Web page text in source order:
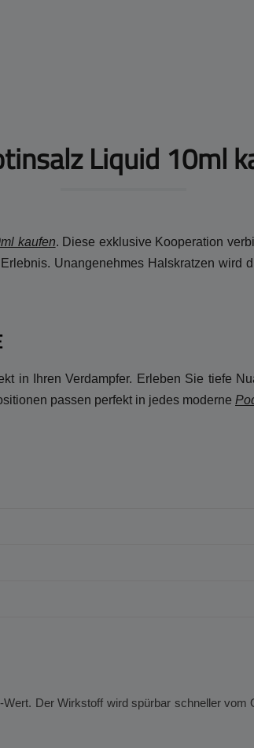
Liquid 10ml
kaufen. Diese exklusive Kooperation
Unangenehmes Halskratzen wird
in Ihren Verdampfer. Erleben Sie tiefe
passen perfekt in jedes moderne
Der Wirkstoff wird spürbar schneller